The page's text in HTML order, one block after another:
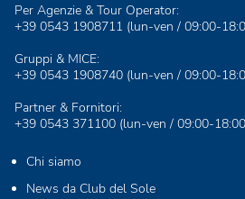
Per Agenzie & Tour Operator:
+39 0543 1908711 (lun-ven / 09:00-
Gruppi & MICE:
+39 0543 1908740 (lun-ven / 09:00-
Partner & Fornitori:
+39 0543 371100 (lun-ven / 09:00-
Chi siamo
News da Club del Sole